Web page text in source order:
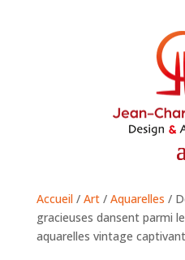
Accueil/ Art/ Aquarelles /
gracieuses dansent parmi
aquarelles vintage